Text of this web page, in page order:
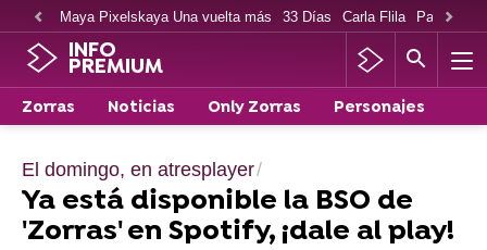
Maya Pixelskaya Una vuelta más 33 Días Carla Flila Paco
INFO
PREMIUM
Zorras Noticias Only Zorras Personajes
El domingo, en atresplayer
Ya está disponible la BSO de
'Zorras' en Spotify, ¡dale al play!